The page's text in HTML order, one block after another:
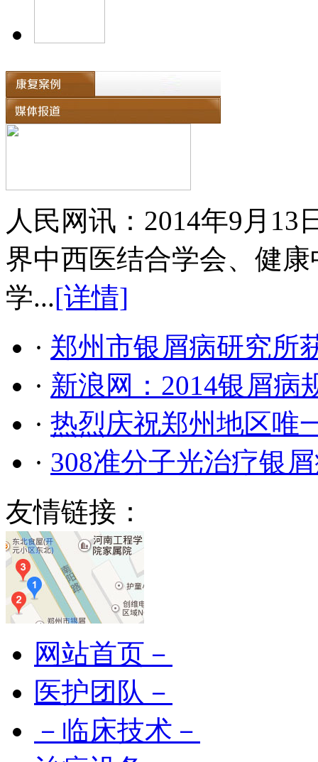
人民网讯：2014年9月
界中西医结合学会、健
学...[详情]
· 郑州市银屑病研究所
· 新浪网：2014银屑病
· 热烈庆祝郑州地区唯
· 308准分子光治疗银
友情链接：
网站首页－
医护团队－
－临床技术－